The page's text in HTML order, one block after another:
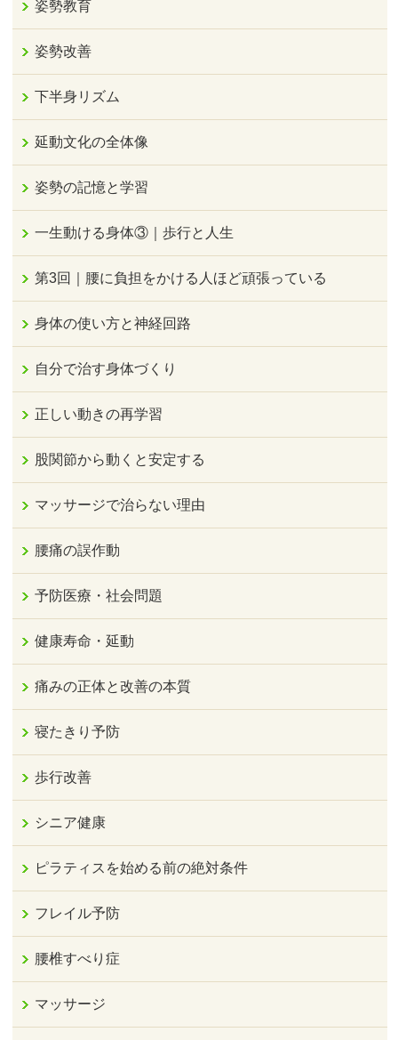
姿勢教育
姿勢改善
下半身リズム
延動文化の全体像
姿勢の記憶と学習
一生動ける身体③｜歩行と人生
第3回｜腰に負担をかける人ほど頑張っている
身体の使い方と神経回路
自分で治す身体づくり
正しい動きの再学習
股関節から動くと安定する
マッサージで治らない理由
腰痛の誤作動
予防医療・社会問題
健康寿命・延動
痛みの正体と改善の本質
寝たきり予防
歩行改善
シニア健康
ピラティスを始める前の絶対条件
フレイル予防
腰椎すべり症
マッサージ